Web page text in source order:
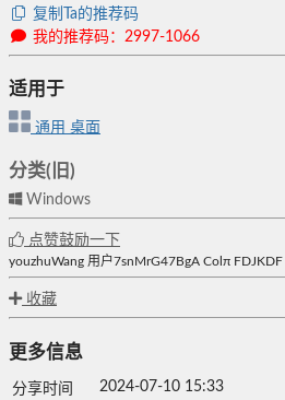
复制Ta的推荐码
我的推荐码：2997-1066
适用于
通用 桌面
分类(旧)
Windows
点赞鼓励一下
youzhuWang 用户7snMrG47BgA Colπ FDJKDF
收藏
更多信息
分享时间
2024-07-10 15:33